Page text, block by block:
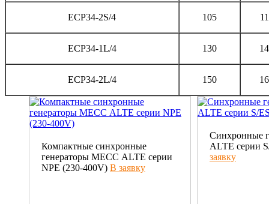
ECP34-2S/4 105
ECP34-1L/4 130
ECP34-2L/4 150
Компактные синхронные
генераторы МЕСС ALTE серии
NPE (230-400V) В заявку
Синхронные
ALTE серии
заявку